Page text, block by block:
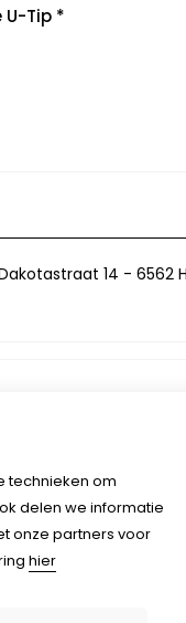
U-Tip *
14 - 6562
technieken om
delen we informatie
onze partners voor
hier